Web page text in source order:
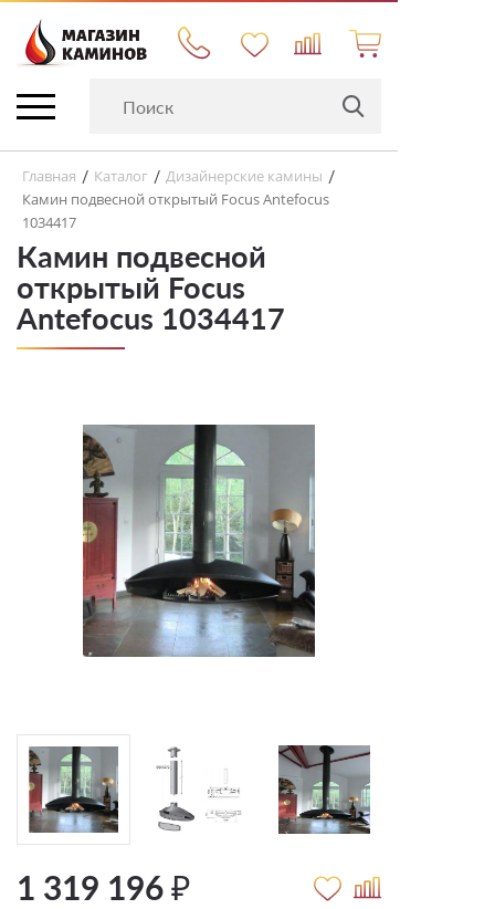
Главная / Каталог / Дизайнерские камины /
Камин подвесной открытый Focus Antefocus
1034417
Камин подвесной
открытый Focus
Antefocus 1034417
1 319 196 ₽